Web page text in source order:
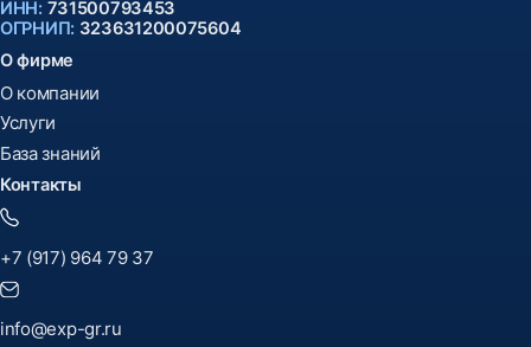
ИНН: 731500793453
ОГРНИП: 323631200075604
О фирме
О компании
Услуги
База знаний
Контакты
+7 (917) 964 79 37
info@exp-gr.ru